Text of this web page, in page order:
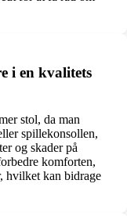
i en kvalitets
stol, da man
spillekonsollen,
og skader på
komforten,
hvilket kan bidrage